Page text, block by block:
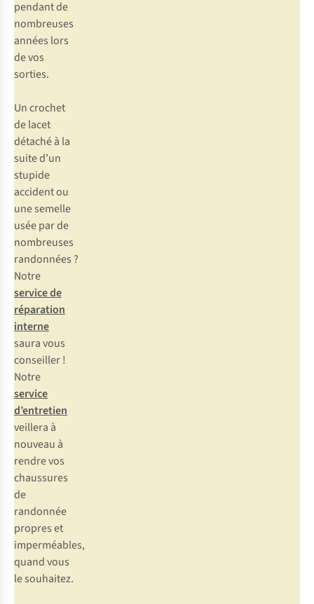
pendant de
nombreuses
années lors
de vos
sorties.
Un crochet
de lacet
détaché à la
suite d’un
stupide
accident ou
une semelle
usée par de
nombreuses
randonnées ?
Notre
service de
réparation
interne
saura vous
conseiller !
Notre
service
d’entretien
veillera à
nouveau à
rendre vos
chaussures
de
randonnée
propres et
imperméables,
quand vous
le souhaitez.